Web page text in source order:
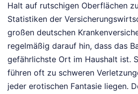
Halt auf rutschigen Oberflächen
Statistiken der
großen deutschen
regelmäßig darauf hin, dass das
gefährlichste Ort im Haushalt ist.
führen oft zu schweren
jeder erotischen Fantasie liegen.